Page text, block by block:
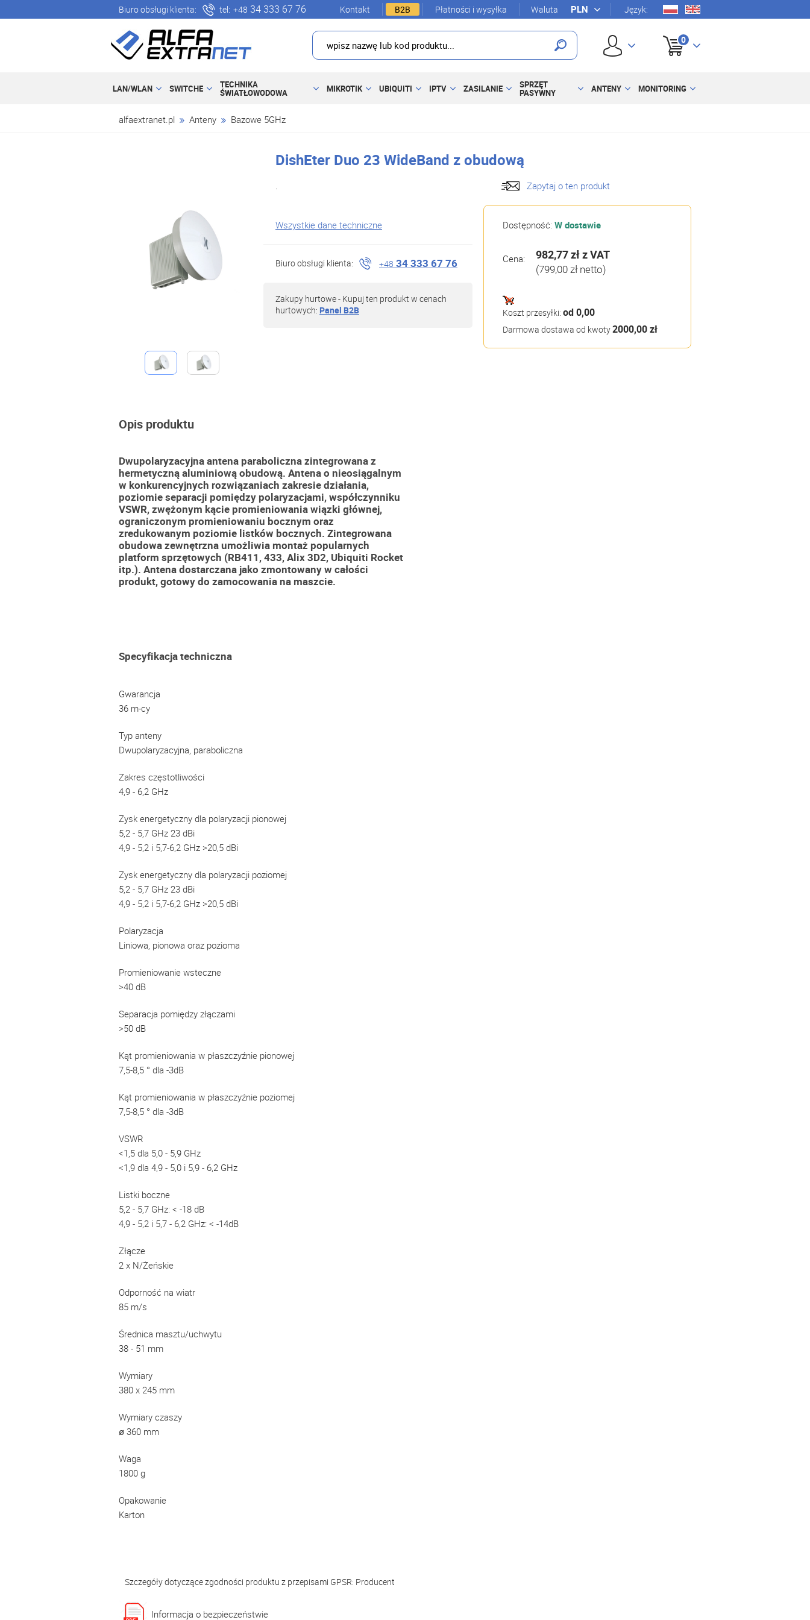
Biuro obsługi klienta: tel: +48 34 333 67 76 Kontakt B2B Płatności i wysyłka Waluta Język:
0
LAN/WLAN SWITCHE TECHNIKA
ŚWIATŁOWODOWA MIKROTIK UBIQUITI IPTV ZASILANIE SPRZĘT
PASYWNY ANTENY MONITORING
alfaextranet.pl Anteny Bazowe 5GHz
DishEter Duo 23 WideBand z obudową
. Zapytaj o ten produkt
Wszystkie dane techniczne
Biuro obsługi klienta: +48 34 333 67 76
Zakupy hurtowe - Kupuj ten produkt w cenach
hurtowych: Panel B2B
Dostępność: W dostawie
Cena: 982,77 złz VAT
(799,00 zł netto)
Koszt przesyłki: od 0,00
Darmowa dostawa od kwoty2000,00 zł
Opis produktu
Dwupolaryzacyjna antena paraboliczna zintegrowana z
hermetyczną aluminiową obudową. Antena o nieosiągalnym
w konkurencyjnych rozwiązaniach zakresie działania,
poziomie separacji pomiędzy polaryzacjami, współczynniku
VSWR, zwężonym kącie promieniowania wiązki głównej,
ograniczonym promieniowaniu bocznym oraz
zredukowanym poziomie listków bocznych. Zintegrowana
obudowa zewnętrzna umożliwia montaż popularnych
platform sprzętowych (RB411, 433, Alix 3D2, Ubiquiti Rocket
itp.). Antena dostarczana jako zmontowany w całości
produkt, gotowy do zamocowania na maszcie.
Specyfikacja techniczna
Gwarancja
36 m-cy
Typ anteny
Dwupolaryzacyjna, paraboliczna
Zakres częstotliwości
4,9 - 6,2 GHz
Zysk energetyczny dla polaryzacji pionowej
5,2 - 5,7 GHz 23 dBi
4,9 - 5,2 i 5,7-6,2 GHz >20,5 dBi
Zysk energetyczny dla polaryzacji poziomej
5,2 - 5,7 GHz 23 dBi
4,9 - 5,2 i 5,7-6,2 GHz >20,5 dBi
Polaryzacja
Liniowa, pionowa oraz pozioma
Promieniowanie wsteczne
>40 dB
Separacja pomiędzy złączami
>50 dB
Kąt promieniowania w płaszczyźnie pionowej
7,5-8,5 ° dla -3dB
Kąt promieniowania w płaszczyźnie poziomej
7,5-8,5 ° dla -3dB
VSWR
<1,5 dla 5,0 - 5,9 GHz
<1,9 dla 4,9 - 5,0 i 5,9 - 6,2 GHz
Listki boczne
5,2 - 5,7 GHz: < -18 dB
4,9 - 5,2 i 5,7 - 6,2 GHz: < -14dB
Złącze
2 x N/Żeńskie
Odporność na wiatr
85 m/s
Średnica masztu/uchwytu
38 - 51 mm
Wymiary
380 x 245 mm
Wymiary czaszy
ø 360 mm
Waga
1800 g
Opakowanie
Karton
Szczegóły dotyczące zgodności produktu z przepisami GPSR: Producent
Informacja o bezpieczeństwie